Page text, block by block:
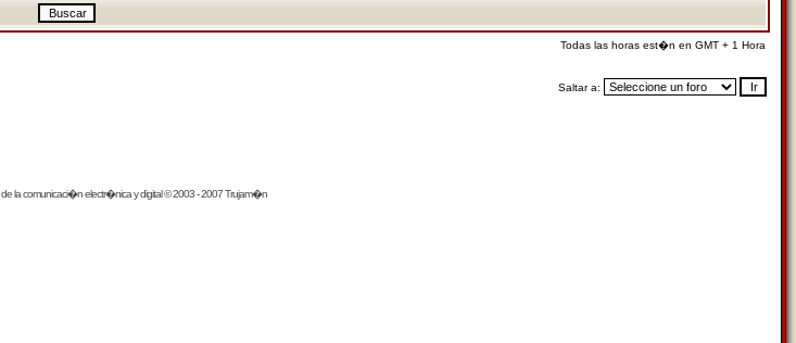
Todas las horas est�n en GMT + 1 Hora
Saltar a:
de la comunicaci�n electr�nica y digital © 2003 - 2007 Trujam�n